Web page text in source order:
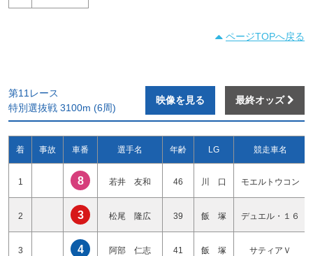
ページTOPへ戻る
第11レース
特別選抜戦 3100m (6周)
映像を見る 最終オッズ
着 事故 車番 選手名 年齢 LG 競走車名
1 8 若井 友和 46 川 口 モエルトウコン
2 3 松尾 隆広 39 飯 塚 デュエル・１６
3 4 阿部 仁志 41 飯 塚 サティアＶ